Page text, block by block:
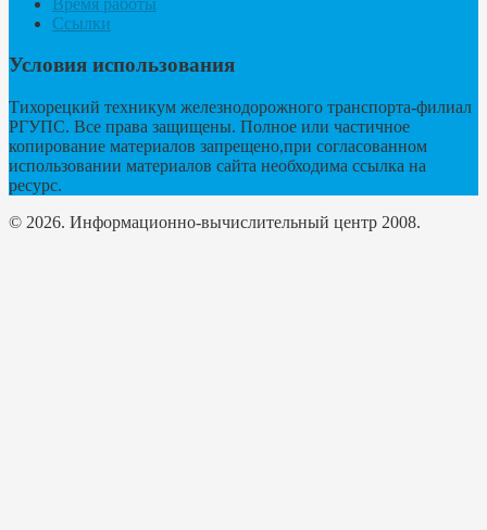
Ссылки
Условия использования
Тихорецкий техникум железнодорожного транспорта-филиал
РГУПС. Все права защищены. Полное или частичное
копирование материалов запрещено,при согласованном
использовании материалов сайта необходима ссылка на
ресурс.
© 2026. Информационно-вычислительный центр 2008.